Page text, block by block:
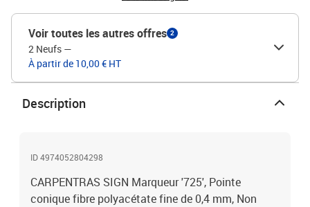
Voir toutes les autres offres 2
2 Neufs —
À partir de 10,00 € HT
Description
ID 4974052804298
CARPENTRAS SIGN Marqueur '725', Pointe
conique fibre polyacétate fine de 0,4 mm, Non